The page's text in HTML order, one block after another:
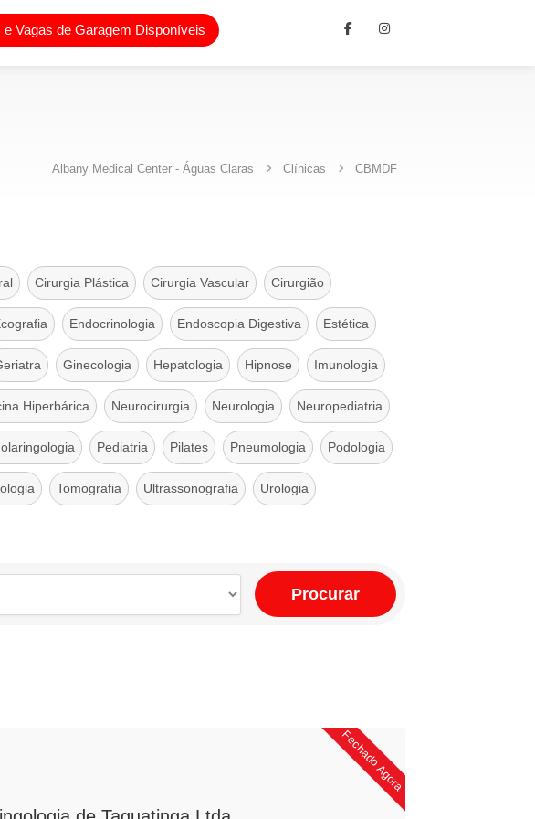
e Vagas de Garagem Disponíveis
Albany Medical Center - Águas Claras Clínicas CBMDF
Cirurgia Plástica Cirurgia Vascular Cirurgião
Endocrinologia Endoscopia Digestiva Estética
Ginecologia Hepatologia Hipnose Imunologia
Hiperbárica Neurocirurgia Neurologia Neuropediatria
Pediatria Pilates Pneumologia Podologia
Tomografia Ultrassonografia Urologia
Procurar
Fechado Agora